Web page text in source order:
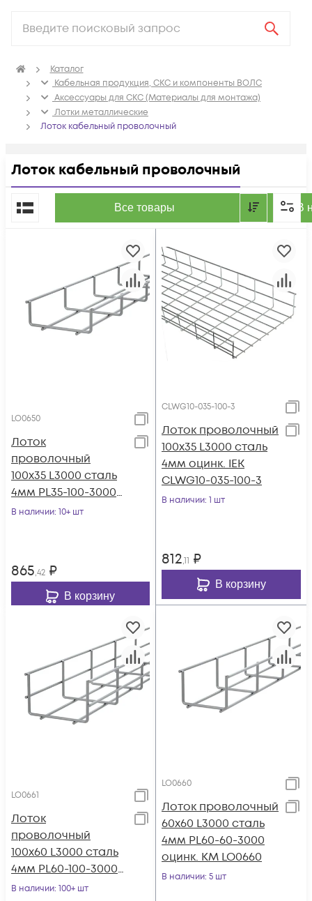
Каталог
Кабельная продукция, СКС и компоненты ВОЛС
Аксессуары для СКС (Материалы для монтажа)
Лотки металлические
Лоток кабельный проволочный
Лоток кабельный проволочный
Все товары В
По популярности
LO0650
Лоток
проволочный
100х35 L3000 сталь
4мм PL35-100-3000
оцинк. КМ LO0650
В наличии: 10+ шт
865,42 ₽
В корзину
CLWG10-035-100-3
Лоток проволочный
100х35 L3000 сталь
4мм оцинк. IEK
CLWG10-035-100-3
В наличии: 1 шт
812,11 ₽
В корзину
LO0661
Лоток
проволочный
100х60 L3000 сталь
4мм PL60-100-3000
оцинк. КМ LO0661
В наличии: 100+ шт
LO0660
Лоток проволочный
60х60 L3000 сталь
4мм PL60-60-3000
оцинк. КМ LO0660
В наличии: 5 шт